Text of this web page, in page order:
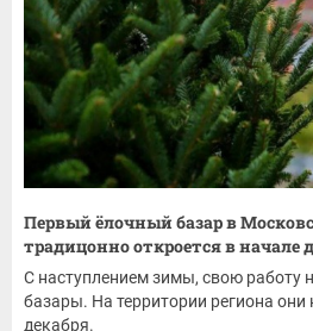
Первый ёлочный базар в
традицонно откроется в начале
С наступлением зимы, свою работу
базары. На территории региона они
декабря.